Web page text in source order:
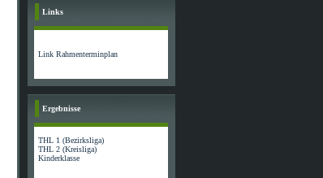
Links
Link Rahmenterminplan
Ergebnisse
THL 1 (Bezirksliga)
THL 2 (Kreisliga)
Kinderklasse